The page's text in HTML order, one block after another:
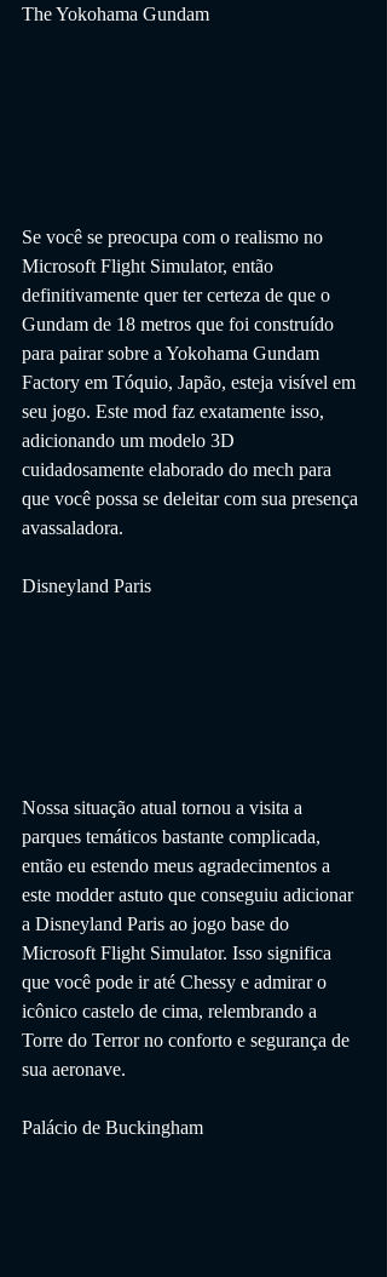
The Yokohama Gundam
Se você se preocupa com o realismo no
Microsoft Flight Simulator, então
definitivamente quer ter certeza de que o
Gundam de 18 metros que foi construído
para pairar sobre a Yokohama Gundam
Factory em Tóquio, Japão, esteja visível em
seu jogo. Este mod faz exatamente isso,
adicionando um modelo 3D
cuidadosamente elaborado do mech para
que você possa se deleitar com sua presença
avassaladora.
Disneyland Paris
Nossa situação atual tornou a visita a
parques temáticos bastante complicada,
então eu estendo meus agradecimentos a
este modder astuto que conseguiu adicionar
a Disneyland Paris ao jogo base do
Microsoft Flight Simulator. Isso significa
que você pode ir até Chessy e admirar o
icônico castelo de cima, relembrando a
Torre do Terror no conforto e segurança de
sua aeronave.
Palácio de Buckingham